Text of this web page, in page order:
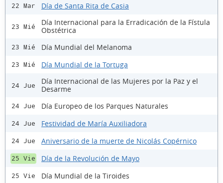
22 Mar Día de Santa Rita de Casia
23 Mié
Día Internacional para la Erradicación de la Fístula
Obstétrica
23 Mié Día Mundial del Melanoma
23 Mié Día Mundial de la Tortuga
24 Jue
Día Internacional de las Mujeres por la Paz y el
Desarme
24 Jue Día Europeo de los Parques Naturales
24 Jue Festividad de María Auxiliadora
24 Jue Aniversario de la muerte de Nicolás Copérnico
25 Vie Día de la Revolución de Mayo
25 Vie Día Mundial de la Tiroides